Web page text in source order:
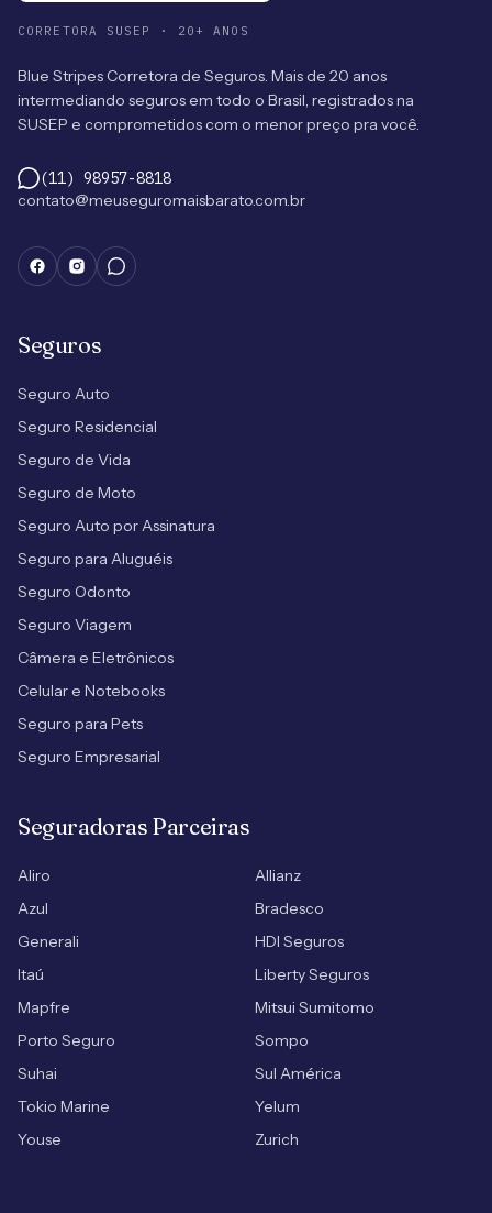
CORRETORA SUSEP · 20+ ANOS
Blue Stripes Corretora de Seguros. Mais de 20 anos
intermediando seguros em todo o Brasil, registrados na
SUSEP e comprometidos com o menor preço pra você.
(11) 98957-8818
contato@meuseguromaisbarato.com.br
Seguros
Seguro Auto
Seguro Residencial
Seguro de Vida
Seguro de Moto
Seguro Auto por Assinatura
Seguro para Aluguéis
Seguro Odonto
Seguro Viagem
Câmera e Eletrônicos
Celular e Notebooks
Seguro para Pets
Seguro Empresarial
Seguradoras Parceiras
Aliro
Allianz
Azul
Bradesco
Generali
HDI Seguros
Itaú
Liberty Seguros
Mapfre
Mitsui Sumitomo
Porto Seguro
Sompo
Suhai
Sul América
Tokio Marine
Yelum
Youse
Zurich